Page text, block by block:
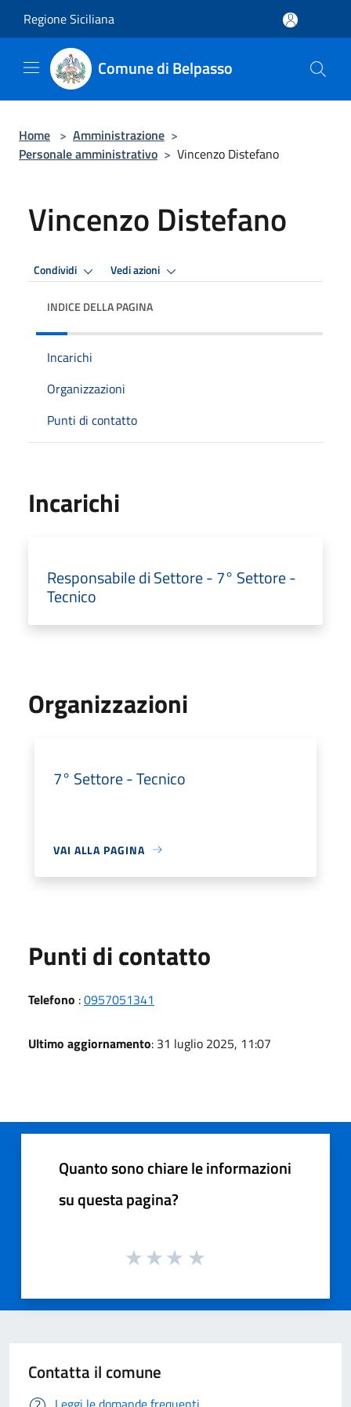
Regione Siciliana
Comune di Belpasso
Home > Amministrazione >
Personale amministrativo > Vincenzo Distefano
Vincenzo Distefano
Condividi Vedi azioni
INDICE DELLA PAGINA
Incarichi
Organizzazioni
Punti di contatto
Incarichi
Responsabile di Settore - 7° Settore -
Tecnico
Organizzazioni
7° Settore - Tecnico
VAI ALLA PAGINA
Punti di contatto
Telefono :0957051341
Ultimo aggiornamento: 31 luglio 2025, 11:07
Quanto sono chiare le informazioni
su questa pagina?
Contatta il comune